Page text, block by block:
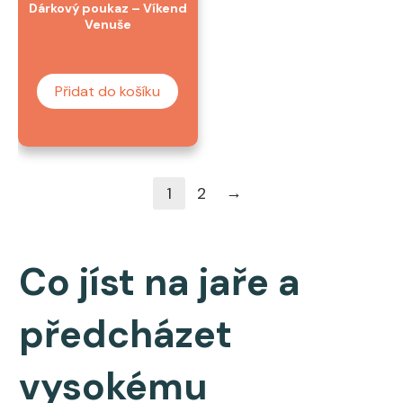
Dárkový poukaz – Víkend
Venuše
Přidat do košíku
1 2 →
Co jíst na jaře a
předcházet
vysokému